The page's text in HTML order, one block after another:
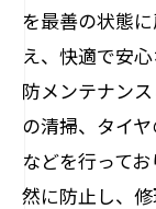
を最善の状態
え、快適で安
防メンテナン
の清掃、タイ
などを行って
然に防止し、